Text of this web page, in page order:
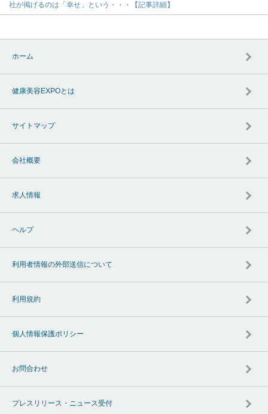
社が掲げるのは「幸せ」という・・・【記事詳細】
ホーム
健康美容EXPOとは
サイトマップ
会社概要
求人情報
ヘルプ
利用者情報の外部送信について
利用規約
個人情報保護ポリシー
お問合わせ
プレスリリース・ニュース受付